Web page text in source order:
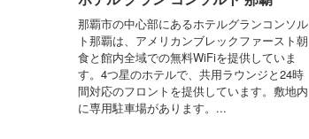
那覇市の中心部にあるホテルグランコンソル
ト那覇は、アメリカンブレックファースト朝
食と館内全域での無料WiFiを提供していま
す。4つ星のホテルで、共用ラウンジと24時
間対応のフロントを提供しています。敷地内
に専用駐車場があります。...